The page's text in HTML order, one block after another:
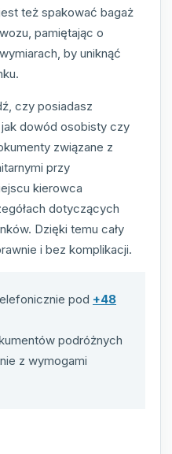
też spakować bagaż
pamiętając o
by uniknąć
czy posiadasz
dowód osobisty czy
związane z
przy
kierowca
dotyczących
Dzięki temu cały
i bez komplikacji.
pod +48
podróżnych
z wymogami